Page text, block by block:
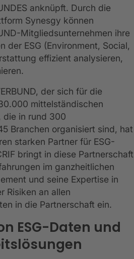
anknüpft. Durch die
Synesgy können
Mitgliedsunternehmen ihre
der ESG (Environment, Social,
effizient analysieren,
der sich für die
mittelständischen
die in rund 300
Branchen organisiert sind, hat
starken Partner für ESG-
bringt in diese Partnerschaft
im ganzheitlichen
und seine Expertise in
Risiken an allen
in die Partnerschaft ein.
ESG-Daten und